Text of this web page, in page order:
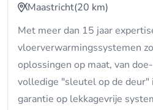
Maastricht(20 km)
Met meer dan 15 jaar
vloerverwarmingssystemen
oplossingen op maat, van
volledige "sleutel op de
garantie op lekkagevrije